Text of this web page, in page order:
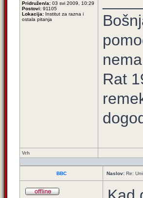
Pridružen/a: 03 svi 2009, 10:29
Postovi: 91105
Lokacija: Institut za razna i
ostala pitanja
Rat
Vrh
BBC Naslov: Re: